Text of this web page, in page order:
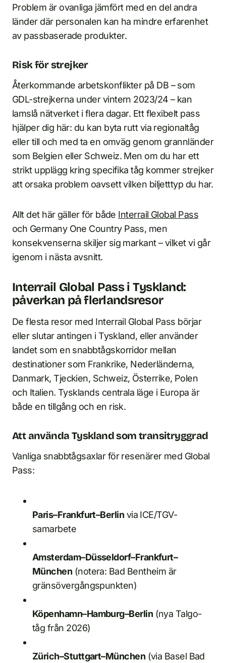
Problem är ovanliga jämfört med en del andra
länder där personalen kan ha mindre erfarenhet
av passbaserade produkter.
Risk för strejker
Återkommande arbetskonflikter på DB – som
GDL-strejkerna under vintern 2023/24 – kan
lamslå nätverket i flera dagar. Ett flexibelt pass
hjälper dig här: du kan byta rutt via regionaltåg
eller till och med ta en omväg genom grannländer
som Belgien eller Schweiz. Men om du har ett
strikt upplägg kring specifika tåg kommer strejker
att orsaka problem oavsett vilken biljetttyp du har.
Allt det här gäller för både Interrail Global Pass
och Germany One Country Pass, men
konsekvenserna skiljer sig markant – vilket vi går
igenom i nästa avsnitt.
Interrail Global Pass i Tyskland:
påverkan på flerlandsresor
De flesta resor med Interrail Global Pass börjar
eller slutar antingen i Tyskland, eller använder
landet som en snabbtågskorridor mellan
destinationer som Frankrike, Nederländerna,
Danmark, Tjeckien, Schweiz, Österrike, Polen
och Italien. Tysklands centrala läge i Europa är
både en tillgång och en risk.
Att använda Tyskland som transitryggrad
Vanliga snabbtågsaxlar för resenärer med Global
Pass:
Paris–Frankfurt–Berlin via ICE/TGV-
samarbete
Amsterdam–Düsseldorf–Frankfurt–
München (notera: Bad Bentheim är
gränsövergångspunkten)
Köpenhamn–Hamburg–Berlin (nya Talgo-
tåg från 2026)
Zürich–Stuttgart–München (via Basel Bad